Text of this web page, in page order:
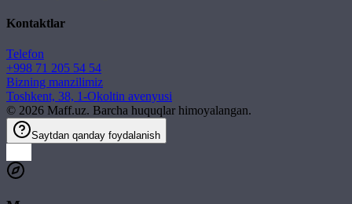
Kontaktlar
Telefon
+998 71 205 54 54
Bizning manzilimiz
Toshkent, 38, 1-Okoltin avenyusi
© 2026 Maff.uz. Barcha huquqlar himoyalangan.
Saytdan qanday foydalanish